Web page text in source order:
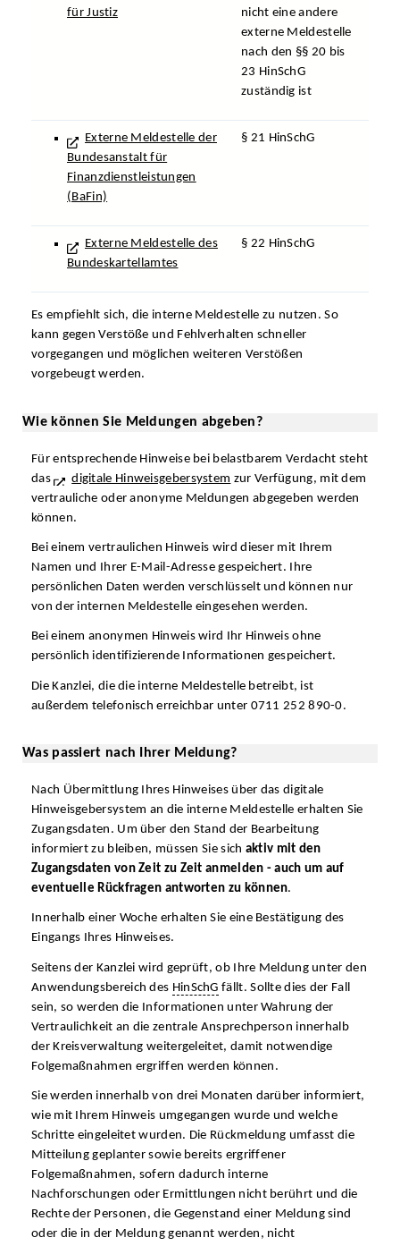
für Justiz
nicht eine andere
externe Meldestelle
nach den §§ 20 bis
23 HinSchG
zuständig ist
Externe Meldestelle der
Bundesanstalt für
Finanzdienstleistungen
(BaFin)
§ 21 HinSchG
Externe Meldestelle des
Bundeskartellamtes
§ 22 HinSchG
Es empfiehlt sich, die interne Meldestelle zu nutzen. So
kann gegen Verstöße und Fehlverhalten schneller
vorgegangen und möglichen weiteren Verstößen
vorgebeugt werden.
Wie können Sie Meldungen abgeben?
Für entsprechende Hinweise bei belastbarem Verdacht steht
das
digitale Hinweisgebersystem zur Verfügung, mit dem
vertrauliche oder anonyme Meldungen abgegeben werden
können.
Bei einem vertraulichen Hinweis wird dieser mit Ihrem
Namen und Ihrer E-Mail-Adresse gespeichert. Ihre
persönlichen Daten werden verschlüsselt und können nur
von der internen Meldestelle eingesehen werden.
Bei einem anonymen Hinweis wird Ihr Hinweis ohne
persönlich identifizierende Informationen gespeichert.
Die Kanzlei, die die interne Meldestelle betreibt, ist
außerdem telefonisch erreichbar unter 0711 252 890-0.
Was passiert nach Ihrer Meldung?
Nach Übermittlung Ihres Hinweises über das digitale
Hinweisgebersystem an die interne Meldestelle erhalten Sie
Zugangsdaten. Um über den Stand der Bearbeitung
informiert zu bleiben, müssen Sie sich aktiv mit den
Zugangsdaten von Zeit zu Zeit anmelden - auch um auf
eventuelle Rückfragen antworten zu können.
Innerhalb einer Woche erhalten Sie eine Bestätigung des
Eingangs Ihres Hinweises.
Seitens der Kanzlei wird geprüft, ob Ihre Meldung unter den
Anwendungsbereich des HinSchG fällt. Sollte dies der Fall
sein, so werden die Informationen unter Wahrung der
Vertraulichkeit an die zentrale Ansprechperson innerhalb
der Kreisverwaltung weitergeleitet, damit notwendige
Folgemaßnahmen ergriffen werden können.
Sie werden innerhalb von drei Monaten darüber informiert,
wie mit Ihrem Hinweis umgegangen wurde und welche
Schritte eingeleitet wurden. Die Rückmeldung umfasst die
Mitteilung geplanter sowie bereits ergriffener
Folgemaßnahmen, sofern dadurch interne
Nachforschungen oder Ermittlungen nicht berührt und die
Rechte der Personen, die Gegenstand einer Meldung sind
oder die in der Meldung genannt werden, nicht